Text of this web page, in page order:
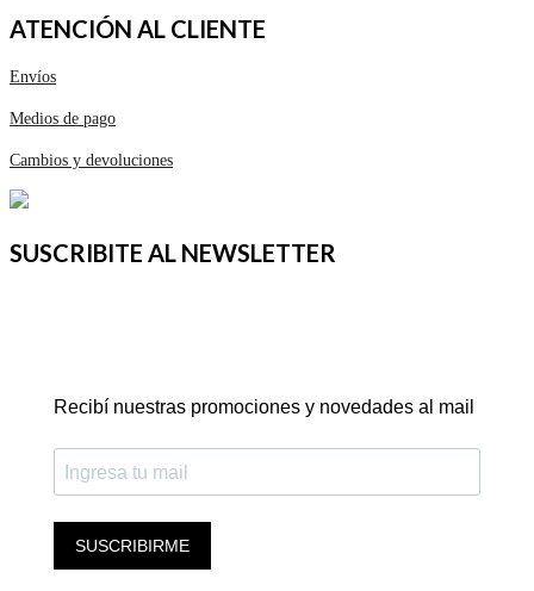
ATENCIÓN AL CLIENTE
Envíos
Medios de pago
Cambios y devoluciones
SUSCRIBITE AL NEWSLETTER
Recibí nuestras promociones y novedades al mail
SUSCRIBIRME